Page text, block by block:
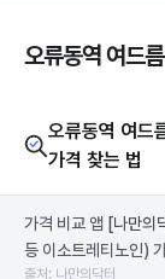
오류동역 여드
오류동역 여드
가격 찾는 법
가격 비교 앱 [나만의
등 이소트레티노인)
출처: 나만의닥터